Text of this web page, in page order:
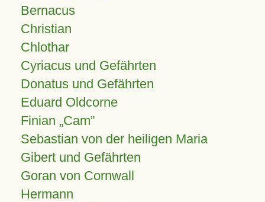
Bernacus
Christian
Chlothar
Cyriacus und Gefährten
Donatus und Gefährten
Eduard Oldcorne
Finian Cam
Sebastian von der heiligen Maria
Gibert und Gefährten
Goran von Cornwall
Hermann